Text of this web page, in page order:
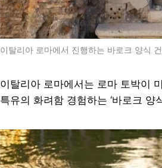
이탈리아 로마에서 진행하는 바로크 양식
이탈리아 로마에서는 로마 토박이
특유의 화려함 경험하는 ‘바로크 양